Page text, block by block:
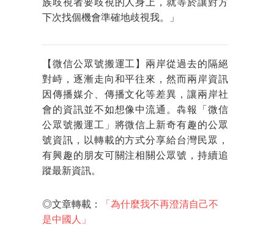
族歧視者要歧視的人身上，就等於讓對方
下次找個機會準確地歧視我。」
【微信公眾號搬運工】兩岸從過去的隔絕
對峙，逐漸走向和平往來，然而兩岸資訊
因傳播媒介、傳播文化等差異，讓兩岸社
會的資訊並不如想像中流通。犇報「微信
公眾號搬運工」將微信上新奇有趣的公眾
號資訊，以轉載的方式分享給台灣民眾，
有興趣的朋友可關注相關公眾號，持續追
蹤最新資訊。
◎文章轉載：
「為什麼我不再澄清自己不
是中國人」